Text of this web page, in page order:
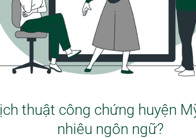
thuật công chứng huyện
nhiêu ngôn ngữ?